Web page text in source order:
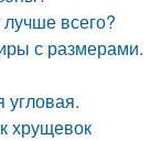
всего?
с размерами.
хрущевок